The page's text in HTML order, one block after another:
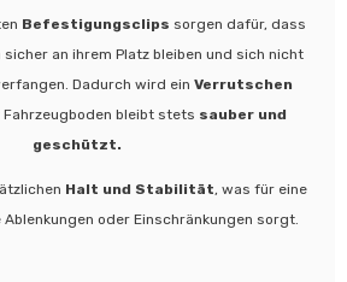
Befestigungsclips sorgen dafür, dass
an ihrem Platz bleiben und sich nicht
Dadurch wird ein Verrutschen
bleibt stets sauber und
geschützt.
Halt und Stabilität, was für eine
Ablenkungen oder Einschränkungen sorgt.